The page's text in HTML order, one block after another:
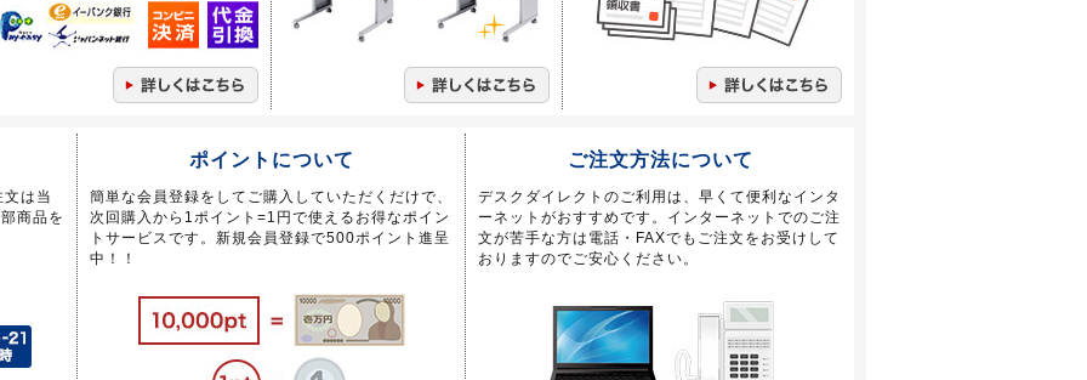
は当
商品を
ポイントについて
簡単な会員登録をしてご購入していただくだけで、
次回購入から1ポイント=1円で使えるお得なポイン
トサービスです。新規会員登録で500ポイント進呈
中！！
ご注文方法について
デスクダイレクトのご利用は、早くて便利なインタ
ーネットがおすすめです。インターネットでのご注
文が苦手な方は電話・FAXでもご注文をお受けして
おりますのでご安心ください。